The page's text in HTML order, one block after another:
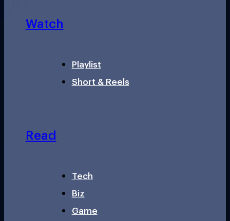
Watch
Playlist
Short & Reels
Read
Tech
Biz
Game